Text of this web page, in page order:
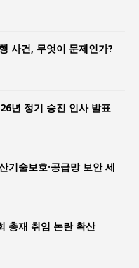
사건, 무엇이 문제인가?
년 정기 승진 인사 발표
기술보호·공급망 보안 세
총재 취임 논란 확산